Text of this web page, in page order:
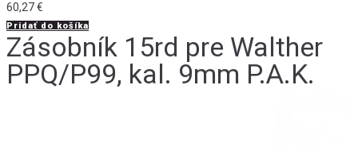
60,27€
Pridať do košíka
Zásobník 15rd pre Walther
PPQ/P99, kal. 9mm P.A.K.